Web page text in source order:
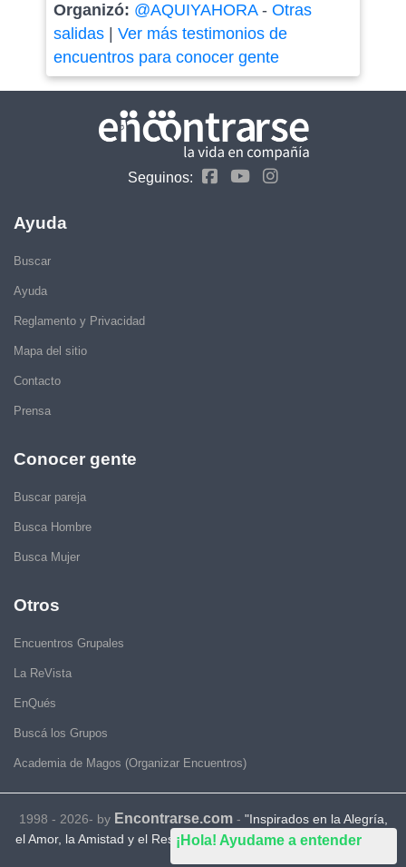
¡Hola! Ayudame a entender
Organizó: @AQUIYAHORA- Otras
salidas| Ver más testimonios de
encuentros para conocer gente
Seguinos:
Ayuda
Buscar
Ayuda
Reglamento y Privacidad
Mapa del sitio
Contacto
Prensa
Conocer gente
Buscar pareja
Busca Hombre
Busca Mujer
Otros
Encuentros Grupales
La ReVista
EnQués
Buscá los Grupos
Academia de Magos (Organizar Encuentros)
1998 - 2026- by Encontrarse.com- "Inspirados en la Alegría,
el Amor, la Amistad y el Respeto, motivamos a la gente a que sea